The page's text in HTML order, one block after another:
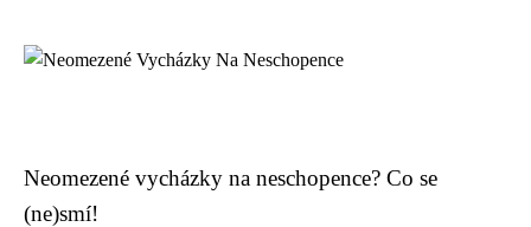
Neomezené vycházky na neschopence? Co se
(ne)smí!